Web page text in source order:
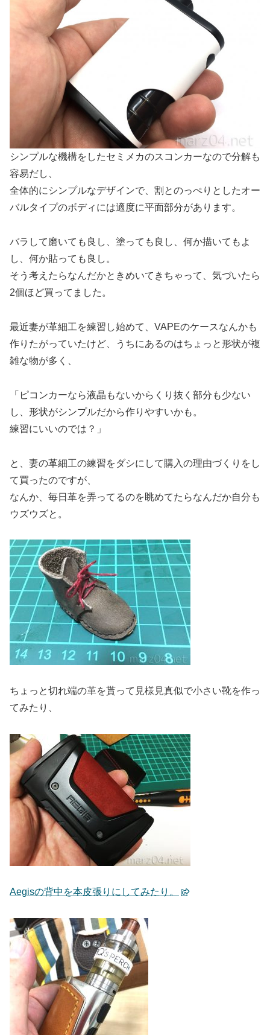
シンプルな機構をしたセミメカのスコンカーなので分解も
容易だし、
全体的にシンプルなデザインで、割とのっぺりとしたオー
バルタイプのボディには適度に平面部分があります。
バラして磨いても良し、塗っても良し、何か描いてもよ
し、何か貼っても良し。
そう考えたらなんだかときめいてきちゃって、気づいたら
2個ほど買ってました。
最近妻が革細工を練習し始めて、VAPEのケースなんかも
作りたがっていたけど、うちにあるのはちょっと形状が複
雑な物が多く、
「ピコンカーなら液晶もないからくり抜く部分も少ない
し、形状がシンプルだから作りやすいかも。
練習にいいのでは？」
と、妻の革細工の練習をダシにして購入の理由づくりをし
て買ったのですが、
なんか、毎日革を弄ってるのを眺めてたらなんだか自分も
ウズウズと。
ちょっと切れ端の革を貰って見様見真似で小さい靴を作っ
てみたり、
Aegisの背中を本皮張りにしてみたり。